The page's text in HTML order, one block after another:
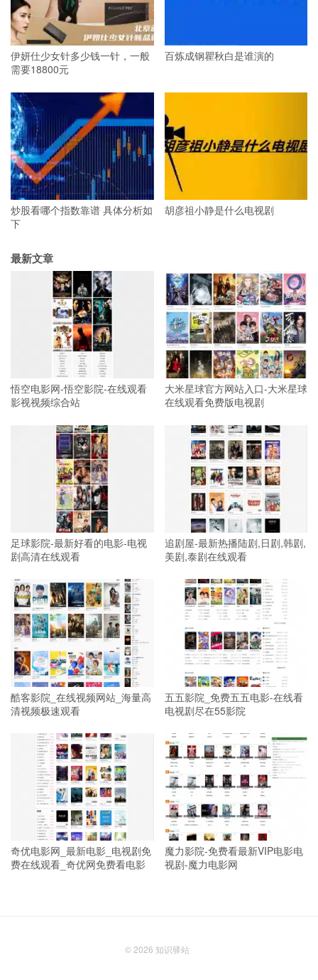
伊妍仕少女针多少钱一针，一般
需要18800元
百炼成钢瞿秋白是谁演的
炒股看哪个指数靠谱 具体分析如
下
胡彦祖小静是什么电视剧
最新文章
悟空电影网-悟空影院-在线观看
影视视频综合站
大米星球官方网站入口-大米星球
在线观看免费版电视剧
足球影院-最新好看的电影-电视
剧高清在线观看
追剧屋-最新热播陆剧,日剧,韩剧,
美剧,泰剧在线观看
酷客影院_在线视频网站_海量高
清视频极速观看
五五影院_免费五五电影-在线看
电视剧尽在55影院
奇优电影网_最新电影_电视剧免
费在线观看_奇优网免费看电影
魔力影院-免费看最新VIP电影电
视剧-魔力电影网
© 2026 知识驿站